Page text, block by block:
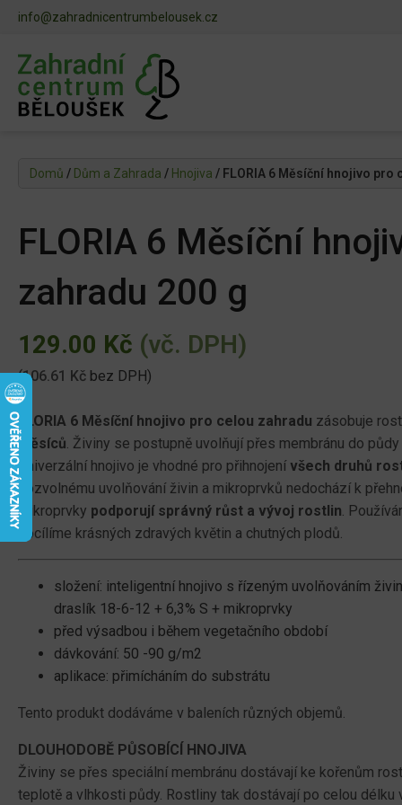
info@zahradnicentrumbelousek.cz
Domů / Dům a Zahrada / Hnojiva / FLORIA 6 Měsíční hnojivo pro
FLORIA 6 Měsíční
zahradu 200 g
129.00 Kč (vč. DPH)
(106.61 Kč bez DPH)
FLORIA 6 Měsíční hnojivo pro celou zahradu zásobuje
měsíců. Živiny se postupně uvolňují přes membránu do
Univerzální hnojivo je vhodné pro přihnojení všech druhů
pozvolnému uvolňování živin a mikroprvků nedochází k
mikroprvky podporují správný růst a vývoj rostlin.
docílíme krásných zdravých květin a chutných plodů.
složení: inteligentní hnojivo s řízeným uvolňováním
draslík 18-6-12 + 6,3% S + mikroprvky
před výsadbou i během vegetačního období
dávkování: 50 -90 g/m2
aplikace: přimícháním do substrátu
Tento produkt dodáváme v baleních různých objemů.
DLOUHODOBĚ PŮSOBÍCÍ HNOJIVA
Živiny se přes speciální membránu dostávají ke kořenům
teplotě a vlhkosti půdy. Rostliny tak dostávají po celou délku